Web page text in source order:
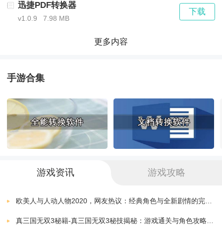
4、语音转换文字
再也不用拿笔奋笔疾书的记录会议、课程内容啦，轻轻
迅捷PDF转换器专业地道的英文翻译，翻译正确率高;
6、智能语音翻译
说话就能轻松实现英汉互译，且翻译正确率高;
7、WiFi传输文件
手机电脑在线传输文档，告别数据线;
迅捷PDF转换器
v1.0.9 7.98 MB
下载
更多内容
手游合集
游戏资讯 游戏攻略
欧美人与人动人物2020，网友热议：经典角色与全新剧情的完美结合！